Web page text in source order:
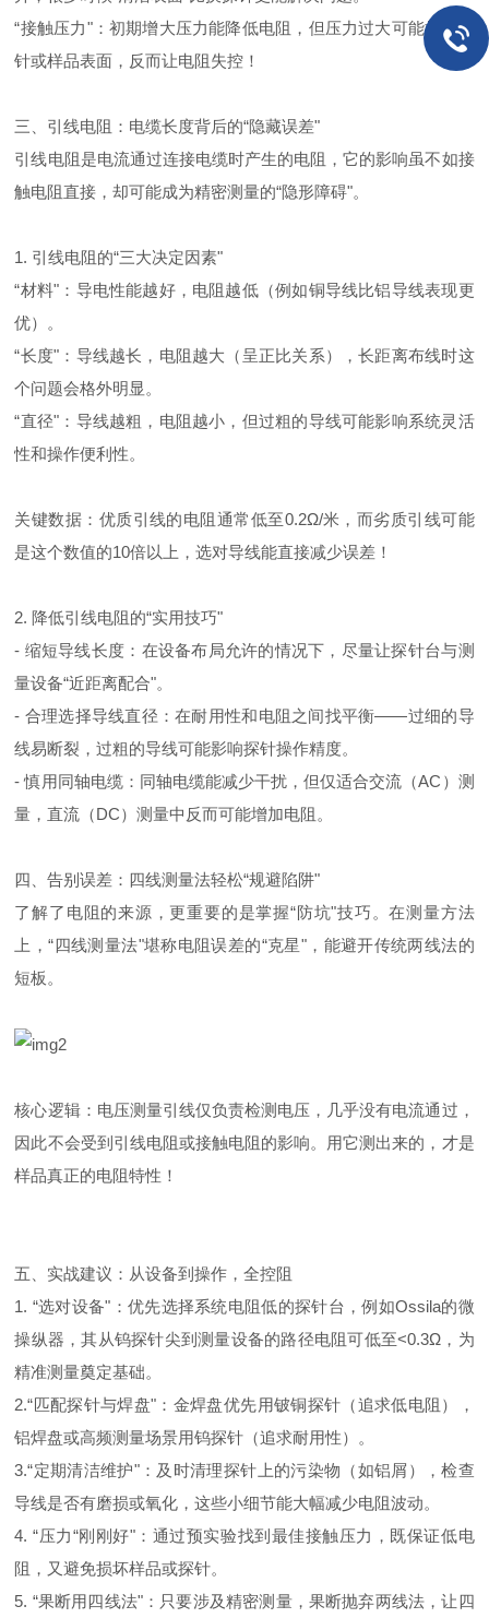
“接触压力"：初期增大压力能降低电阻，但压力过大可能损坏探
针或样品表面，反而让电阻失控！
三、引线电阻：电缆长度背后的“隐藏误差"
引线电阻是电流通过连接电缆时产生的电阻，它的影响虽不如接
触电阻直接，却可能成为精密测量的“隐形障碍"。
1. 引线电阻的“三大决定因素"
“材料" ：导电性能越好，电阻越低（例如铜导线比铝导线表现更
优）。
“长度" ：导线越长，电阻越大（呈正比关系），长距离布线时这
个问题会格外明显。
“直径" ：导线越粗，电阻越小，但过粗的导线可能影响系统灵活
性和操作便利性。
关键数据：优质引线的电阻通常低至0.2Ω/米，而劣质引线可能
是这个数值的10倍以上，选对导线能直接减少误差！
2. 降低引线电阻的“实用技巧"
- 缩短导线长度：在设备布局允许的情况下，尽量让探针台与测
量设备“近距离配合"。
- 合理选择导线直径：在耐用性和电阻之间找平衡——过细的导
线易断裂，过粗的导线可能影响探针操作精度。
- 慎用同轴电缆：同轴电缆能减少干扰，但仅适合交流（AC）测
量，直流（DC）测量中反而可能增加电阻。
四、告别误差：四线测量法轻松“规避陷阱"
了解了电阻的来源，更重要的是掌握“防坑"技巧。在测量方法
上，“四线测量法"堪称电阻误差的“克星"，能避开传统两线法的
短板。
核心逻辑：电压测量引线仅负责检测电压，几乎没有电流通过，
因此不会受到引线电阻或接触电阻的影响。用它测出来的，才是
样品真正的电阻特性！
五、实战建议：从设备到操作，全控阻
1. “选对设备" ：优先选择系统电阻低的探针台，例如Ossila的微
操纵器，其从钨探针尖到测量设备的路径电阻可低至<0.3Ω，为
精准测量奠定基础。
2.“匹配探针与焊盘" ：金焊盘优先用铍铜探针（追求低电阻），
铝焊盘或高频测量场景用钨探针（追求耐用性）。
3.“定期清洁维护"：及时清理探针上的污染物（如铝屑），检查
导线是否有磨损或氧化，这些小细节能大幅减少电阻波动。
4. “压力“刚刚好"：通过预实验找到最佳接触压力，既保证低电
阻，又避免损坏样品或探针。
5. “果断用四线法"：只要涉及精密测量，果断抛弃两线法，让四